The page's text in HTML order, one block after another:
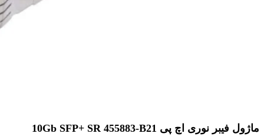
ماژول فیبر نوری اچ پی 10Gb SFP+ SR 455883-B21